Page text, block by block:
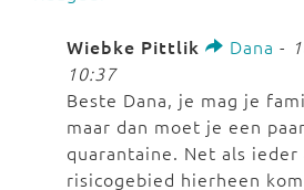
Wiebke Pittlik Dana -
10:37
Beste Dana, je mag je
maar dan moet je een
quarantaine. Net als
risicogebied hierheen